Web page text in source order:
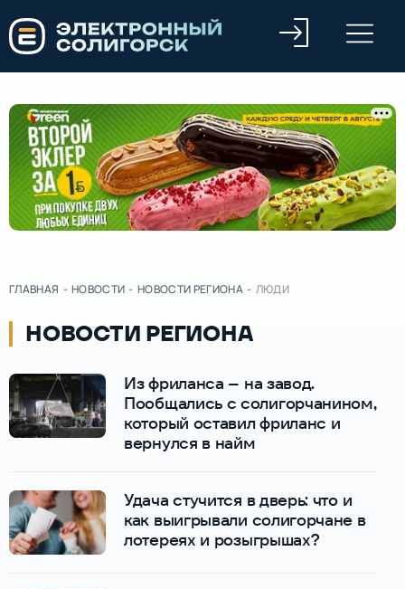
ГЛАВНАЯ - НОВОСТИ - НОВОСТИ РЕГИОНА - ЛЮДИ
НОВОСТИ РЕГИОНА
Из фриланса – на завод.
Пообщались с солигорчанином,
который оставил фриланс и
вернулся в найм
Удача стучится в дверь: что и
как выигрывали солигорчане в
лотереях и розыгрышах?